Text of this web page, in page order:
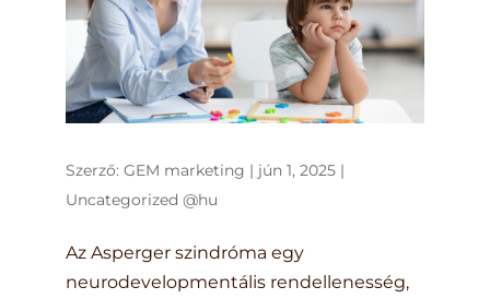
Szerző: GEM marketing | jún 1, 2025|
Uncategorized @hu
Az Asperger szindróma egy
neurodevelopmentális rendellenesség,